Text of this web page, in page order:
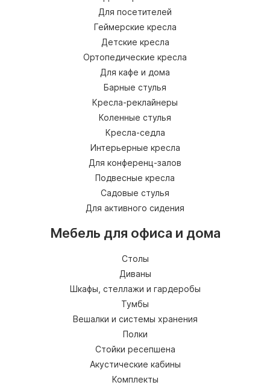
Для посетителей
Геймерские кресла
Детские кресла
Ортопедические кресла
Для кафе и дома
Барные стулья
Кресла-реклайнеры
Коленные стулья
Кресла-седла
Интерьерные кресла
Для конференц-залов
Подвесные кресла
Садовые стулья
Для активного сидения
Мебель для офиса и дома
Столы
Диваны
Шкафы, стеллажи и гардеробы
Тумбы
Вешалки и системы хранения
Полки
Стойки ресепшена
Акустические кабины
Комплекты